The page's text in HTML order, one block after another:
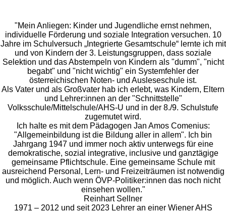
"Mein Anliegen: Kinder und Jugendliche ernst nehmen,
individuelle Förderung und soziale Integration versuchen. 10
Jahre im Schulversuch „Integrierte Gesamtschule“ lernte ich mit
und von Kindern der 3. Leistungsgruppen, dass soziale
Selektion und das Abstempeln von Kindern als "dumm", "nicht
begabt" und "nicht wichtig" ein Systemfehler der
österreichischen Noten- und Ausleseschule ist.
Als Vater und als Großvater hab ich erlebt, was Kindern, Eltern
und Lehrer:innen an der "Schnittstelle"
Volksschule/Mittelschule/AHS-U und in der 8./9. Schulstufe
zugemutet wird.
Ich halte es mit dem Pädagogen Jan Amos Comenius:
"Allgemeinbildung ist die Bildung aller in allem". Ich bin
Jahrgang 1947 und immer noch aktiv unterwegs für eine
demokratische, sozial integrative, inclusive und ganztägige
gemeinsame Pflichtschule. Eine gemeinsame Schule mit
ausreichend Personal, Lern- und Freizeiträumen ist notwendig
und möglich. Auch wenn ÖVP-Politiker:innen das noch nicht
einsehen wollen."
Reinhart Sellner
1971 – 2012 und seit 2023 Lehrer an einer Wiener AHS